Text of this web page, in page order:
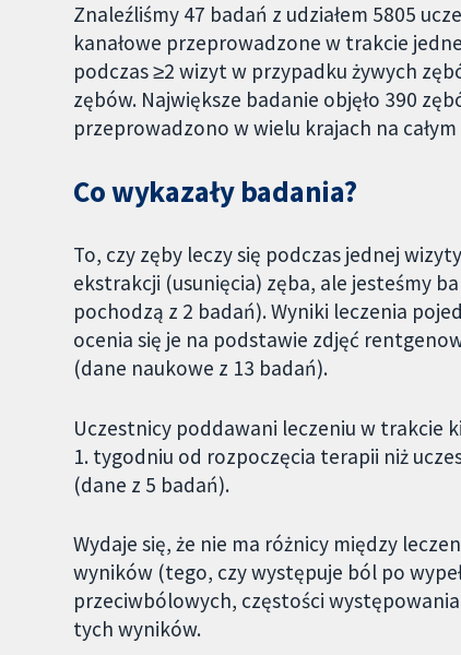
Znaleźliśmy 47 badań z udziałem 5805
kanałowe przeprowadzone w trakcie
podczas ≥2 wizyt w przypadku żywych
zębów. Największe badanie objęło 390
przeprowadzono w wielu krajach na
Co wykazały badania?
To, czy zęby leczy się podczas jednej
ekstrakcji (usunięcia) zęba, ale jesteśmy
pochodzą z 2 badań). Wyniki leczenia
ocenia się je na podstawie zdjęć
(dane naukowe z 13 badań).
Uczestnicy poddawani leczeniu w trakcie
1. tygodniu od rozpoczęcia terapii niż
(dane z 5 badań).
Wydaje się, że nie ma różnicy między
wyników (tego, czy występuje ból po
przeciwbólowych, częstości
tych wyników.